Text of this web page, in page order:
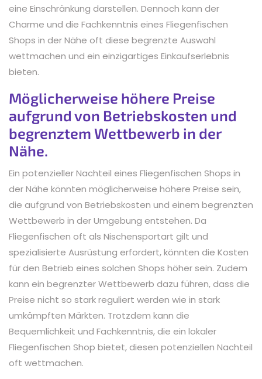
eine Einschränkung darstellen. Dennoch kann der
Charme und die Fachkenntnis eines Fliegenfischen
Shops in der Nähe oft diese begrenzte Auswahl
wettmachen und ein einzigartiges Einkaufserlebnis
bieten.
Möglicherweise höhere Preise
aufgrund von Betriebskosten und
begrenztem Wettbewerb in der
Nähe.
Ein potenzieller Nachteil eines Fliegenfischen Shops in
der Nähe könnten möglicherweise höhere Preise sein,
die aufgrund von Betriebskosten und einem begrenzten
Wettbewerb in der Umgebung entstehen. Da
Fliegenfischen oft als Nischensportart gilt und
spezialisierte Ausrüstung erfordert, könnten die Kosten
für den Betrieb eines solchen Shops höher sein. Zudem
kann ein begrenzter Wettbewerb dazu führen, dass die
Preise nicht so stark reguliert werden wie in stark
umkämpften Märkten. Trotzdem kann die
Bequemlichkeit und Fachkenntnis, die ein lokaler
Fliegenfischen Shop bietet, diesen potenziellen Nachteil
oft wettmachen.